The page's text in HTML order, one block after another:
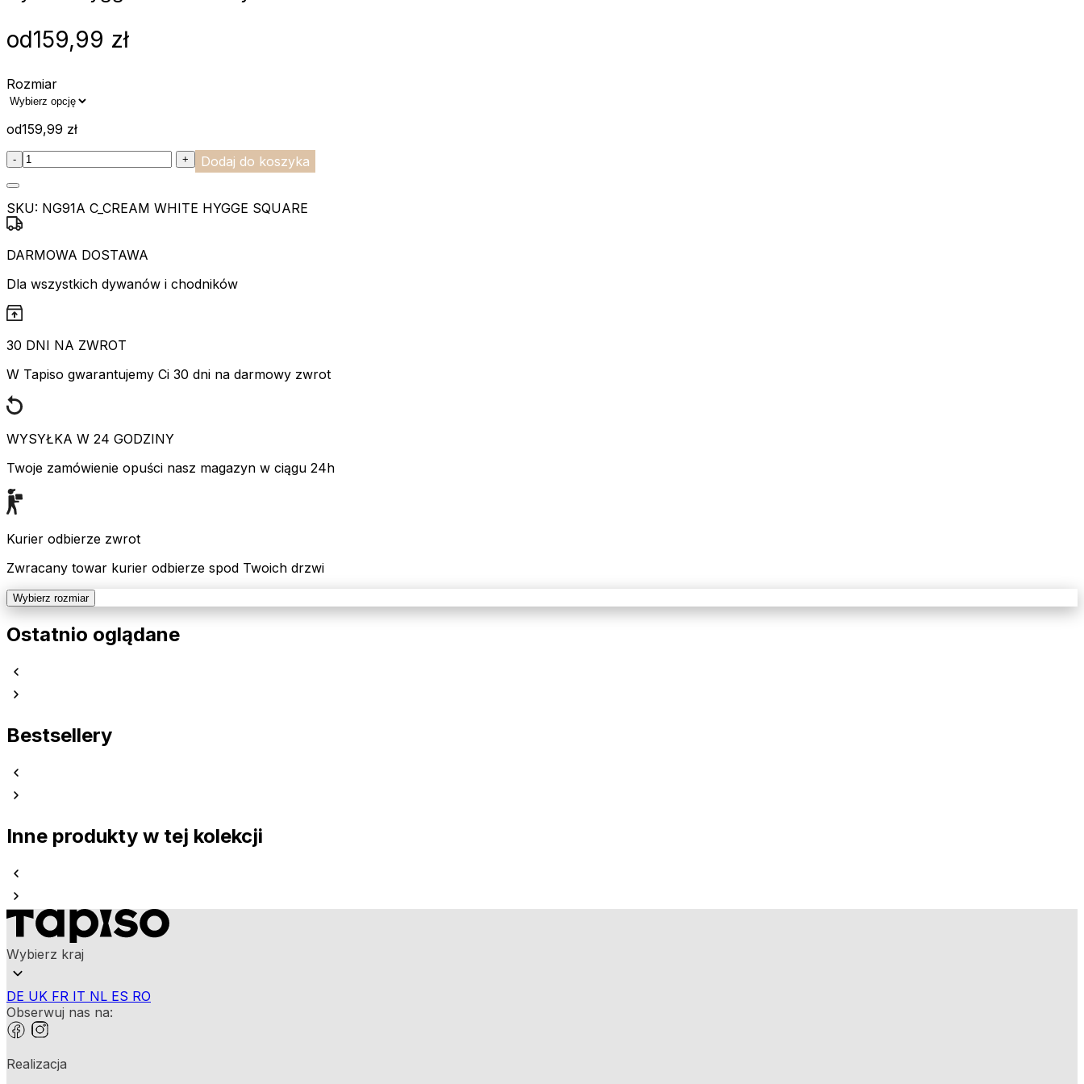
od159,99 zł
Rozmiar
od159,99 zł
:product_name quantity
- + Dodaj do koszyka
SKU: NG91A C_CREAM WHITE HYGGE SQUARE
DARMOWA DOSTAWA
Dla wszystkich dywanów i chodników
30 DNI NA ZWROT
W Tapiso gwarantujemy Ci 30 dni na darmowy zwrot
WYSYŁKA W 24 GODZINY
Twoje zamówienie opuści nasz magazyn w ciągu 24h
Kurier odbierze zwrot
Zwracany towar kurier odbierze spod Twoich drzwi
Wybierz rozmiar
Ostatnio oglądane
Bestsellery
Inne produkty w tej kolekcji
Wybierz kraj
DE UK FR IT NL ES RO
Obserwuj nas na:
Realizacja
gromadząc i zgłaszając anonimowe informacje.
Nieklasyfikowane pliki cookie, to pliki, które są w procesie klasyfikowania, wraz z dostawcami poszczególnych ciasteczek.
Odrzuć